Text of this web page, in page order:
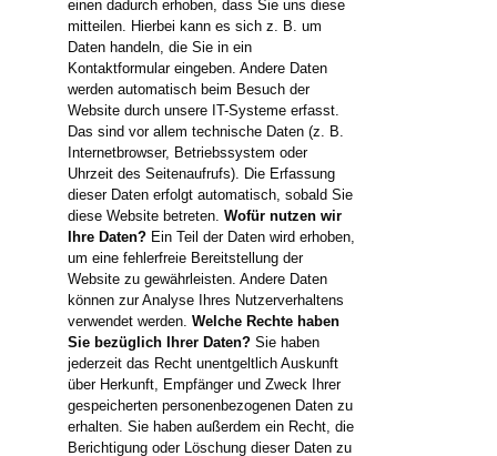
einen dadurch erhoben, dass Sie uns diese
mitteilen. Hierbei kann es sich z. B. um
Daten handeln, die Sie in ein
Kontaktformular eingeben. Andere Daten
werden automatisch beim Besuch der
Website durch unsere IT-Systeme erfasst.
Das sind vor allem technische Daten (z. B.
Internetbrowser, Betriebssystem oder
Uhrzeit des Seitenaufrufs). Die Erfassung
dieser Daten erfolgt automatisch, sobald Sie
diese Website betreten. Wofür nutzen wir
Ihre Daten? Ein Teil der Daten wird erhoben,
um eine fehlerfreie Bereitstellung der
Website zu gewährleisten. Andere Daten
können zur Analyse Ihres Nutzerverhaltens
verwendet werden. Welche Rechte haben
Sie bezüglich Ihrer Daten? Sie haben
jederzeit das Recht unentgeltlich Auskunft
über Herkunft, Empfänger und Zweck Ihrer
gespeicherten personenbezogenen Daten zu
erhalten. Sie haben außerdem ein Recht, die
Berichtigung oder Löschung dieser Daten zu